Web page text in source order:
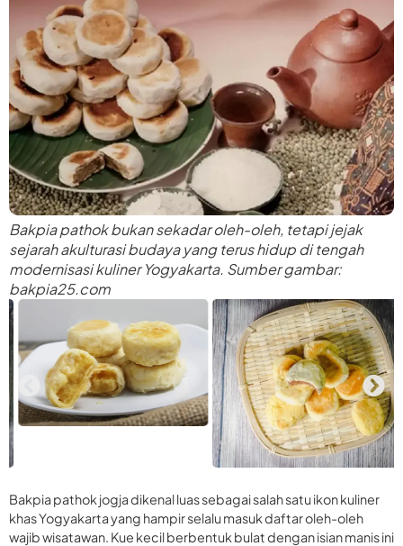
Bakpia pathok bukan sekadar oleh-oleh, tetapi jejak
sejarah akulturasi budaya yang terus hidup di tengah
modernisasi kuliner Yogyakarta. Sumber gambar:
bakpia25.com
Bakpia pathok jogja dikenal luas sebagai salah satu ikon kuliner
khas Yogyakarta yang hampir selalu masuk daftar oleh-oleh
wajib wisatawan. Kue kecil berbentuk bulat dengan isian manis ini